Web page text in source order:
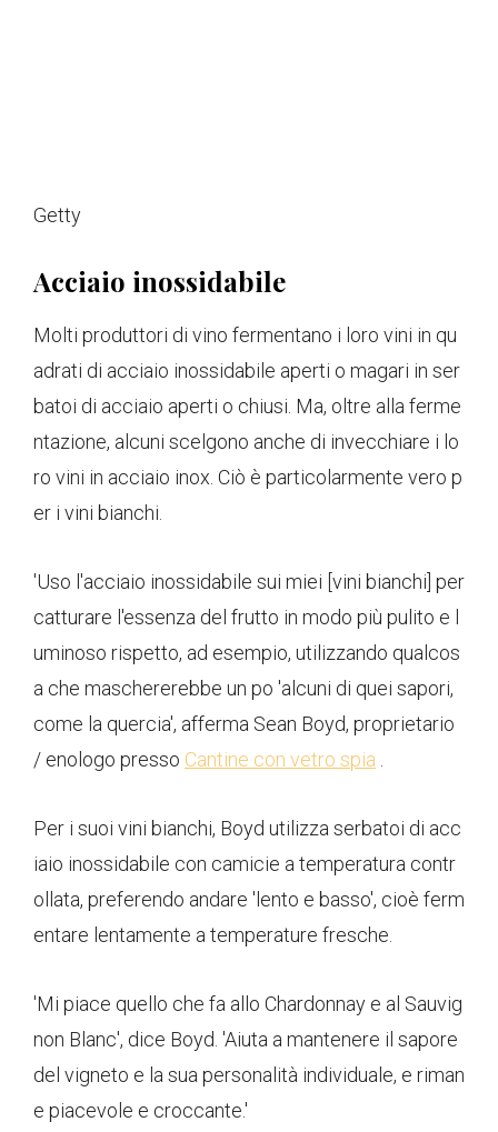
Getty
Acciaio inossidabile
Molti produttori di vino fermentano i loro vini in qu
adrati di acciaio inossidabile aperti o magari in ser
batoi di acciaio aperti o chiusi. Ma, oltre alla ferme
ntazione, alcuni scelgono anche di invecchiare i lo
ro vini in acciaio inox. Ciò è particolarmente vero p
er i vini bianchi.
'Uso l'acciaio inossidabile sui miei [vini bianchi] per
catturare l'essenza del frutto in modo più pulito e l
uminoso rispetto, ad esempio, utilizzando qualcos
a che maschererebbe un po 'alcuni di quei sapori,
come la quercia', afferma Sean Boyd, proprietario
/ enologo presso Cantine con vetro spia .
Per i suoi vini bianchi, Boyd utilizza serbatoi di acc
iaio inossidabile con camicie a temperatura contr
ollata, preferendo andare 'lento e basso', cioè ferm
entare lentamente a temperature fresche.
'Mi piace quello che fa allo Chardonnay e al Sauvig
non Blanc', dice Boyd. 'Aiuta a mantenere il sapore
del vigneto e la sua personalità individuale, e riman
e piacevole e croccante.'